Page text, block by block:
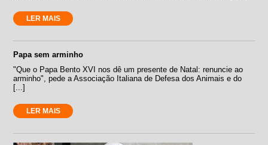
LER MAIS
Papa sem arminho
"Que o Papa Bento XVI nos dê um presente de Natal: renuncie ao
arminho", pede a Associação Italiana de Defesa dos Animais e do
[...]
LER MAIS